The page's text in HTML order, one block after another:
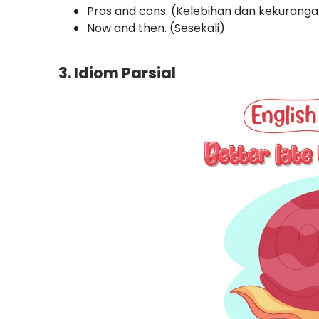
Pros and cons. (Kelebihan dan
Now and then. (Sesekali)
3. Idiom Parsial